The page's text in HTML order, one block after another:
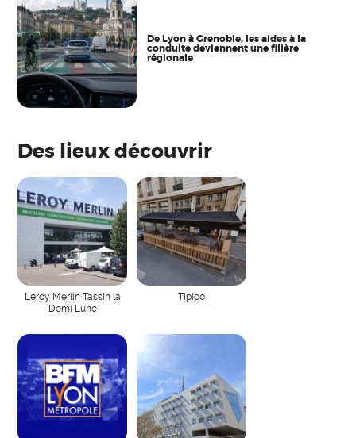
De Lyon à Grenoble, les aides à la
conduite deviennent une filière
régionale
Des lieux découvrir
Leroy Merlin Tassin la
Demi Lune
Tipico